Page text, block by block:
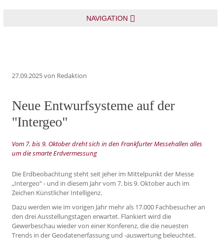
NAVIGATION
27.09.2025von Redaktion
Neue Entwurfsysteme auf der
"Intergeo"
Vom 7. bis 9. Oktober dreht sich in den Frankfurter Messehallen alles
um die smarte Erdvermessung
Die Erdbeobachtung steht seit jeher im Mittelpunkt der Messe
„Intergeo“ - und in diesem Jahr vom 7. bis 9. Oktober auch im
Zeichen Künstlicher Intelligenz.
Dazu werden wie im vorigen Jahr mehr als 17.000 Fachbesucher an
den drei Ausstellungstagen erwartet. Flankiert wird die
Gewerbeschau wieder von einer Konferenz, die die neuesten
Trends in der Geodatenerfassung und -auswertung beleuchtet.